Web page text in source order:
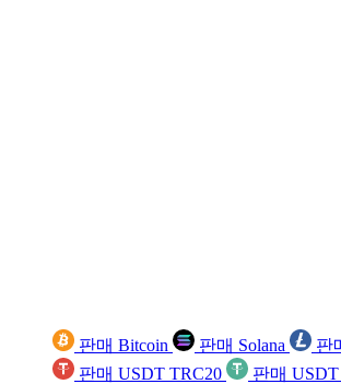
판매 Bitcoin 판매 Solana 판
판매 USDT TRC20
판매